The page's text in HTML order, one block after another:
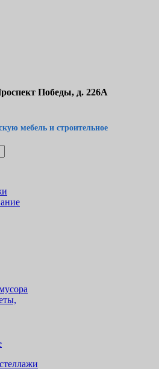
Победы, д. 226А
мебель и строительное